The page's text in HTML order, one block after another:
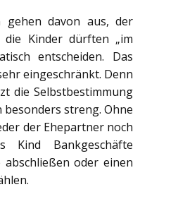
gehen davon aus, der
die Kinder dürften „im
entscheiden. Das
eingeschränkt. Denn
die Selbstbestimmung
besonders streng. Ohne
der Ehepartner noch
Kind Bankgeschäfte
oder einen